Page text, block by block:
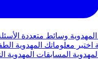
متعددةالأسئلة والأجوبة
المهدويةالطفولة المهدوية
المهدويةالتقويم المهدوي